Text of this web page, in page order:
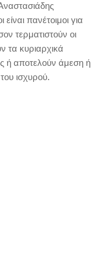
πανέτοιμοι για
τερματιστούν οι
τα κυριαρχικά
ή αποτελούν άμεση ή
ισχυρού.